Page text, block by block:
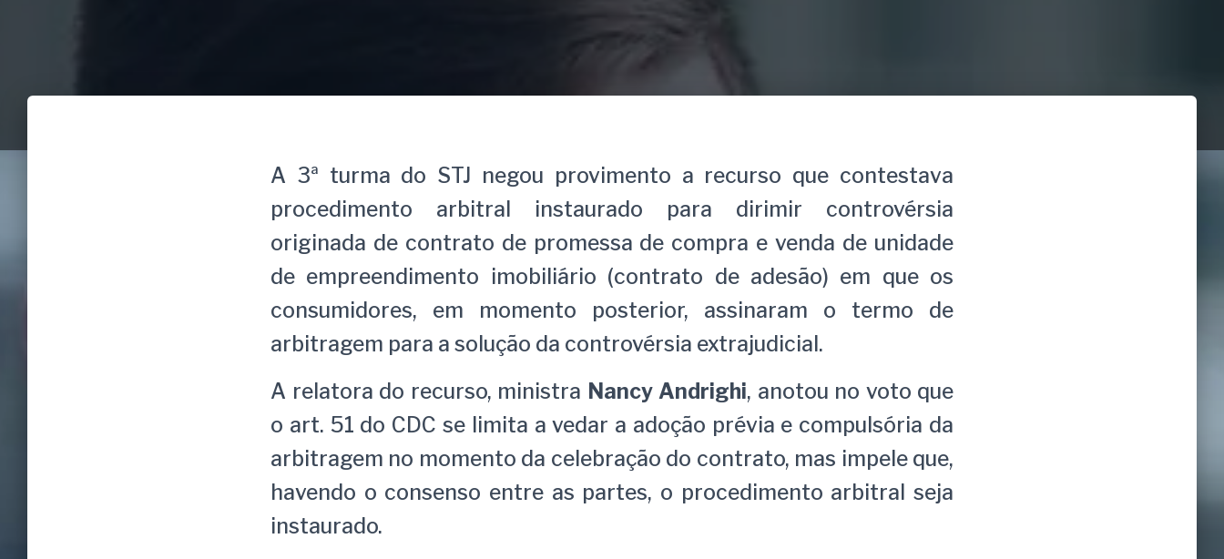
A 3ª turma do STJ negou provimento a recurso que contestava
procedimento arbitral instaurado para dirimir controvérsia
originada de contrato de promessa de compra e venda de unidade
de empreendimento imobiliário (contrato de adesão) em que os
consumidores, em momento posterior, assinaram o termo de
arbitragem para a solução da controvérsia extrajudicial.
A relatora do recurso, ministra Nancy Andrighi, anotou no voto que
o art. 51 do CDC se limita a vedar a adoção prévia e compulsória da
arbitragem no momento da celebração do contrato, mas impele que,
havendo o consenso entre as partes, o procedimento arbitral seja
instaurado.